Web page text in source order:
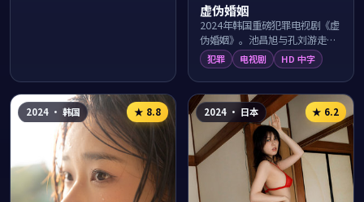
虚伪婚姻
2024年韩国重磅犯罪电视剧《虚
伪婚姻》。池昌旭与孔刘游走于
济州海岛的法律与黑暗灰色地
带，导演李应福以纪实笔触展现
人性、利益与正...
犯罪 电视剧 HD 中字
2024· 韩国 ★ 8.8 2024· 日本 ★ 6.2